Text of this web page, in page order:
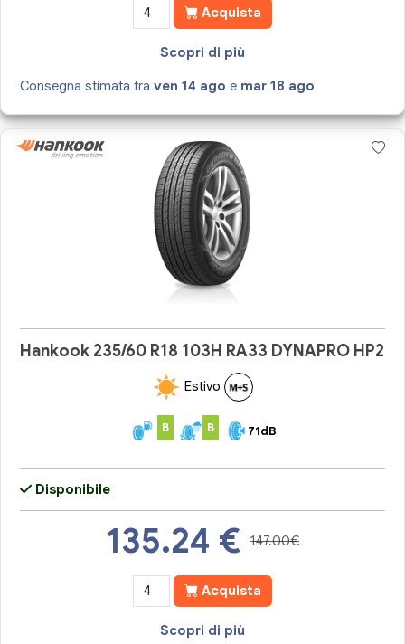
Acquista
Scopri di più
Consegna stimata traven 14 ago e mar 18 ago
Hankook 235/60 R18 103H RA33 DYNAPRO HP2
Estivo
B B 71dB
Disponibile
135.24 € 147.00€
Acquista
Scopri di più